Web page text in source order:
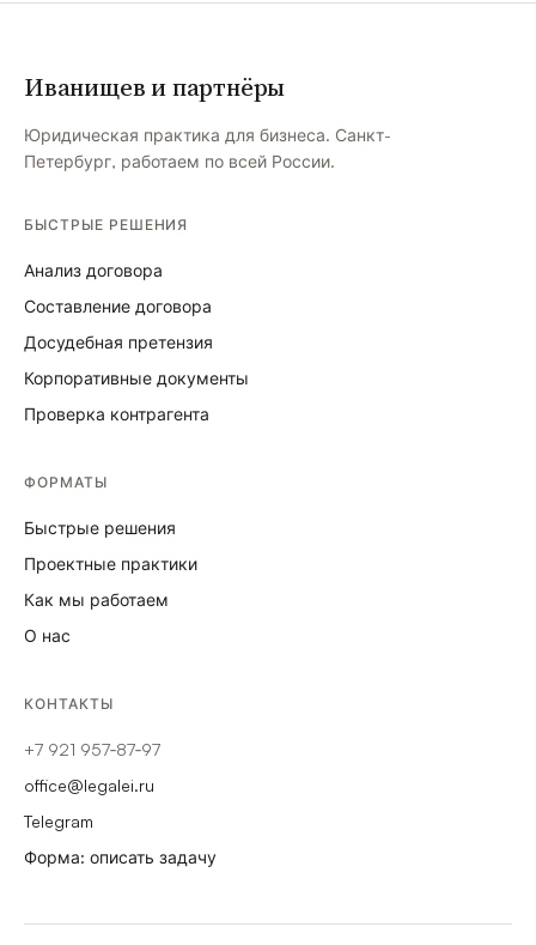
Иванищев и партнёры
Юридическая практика для бизнеса. Санкт-
Петербург, работаем по всей России.
БЫСТРЫЕ РЕШЕНИЯ
Анализ договора
Составление договора
Досудебная претензия
Корпоративные документы
Проверка контрагента
ФОРМАТЫ
Быстрые решения
Проектные практики
Как мы работаем
О нас
КОНТАКТЫ
+7 921 957‑87‑97
office@legalei.ru
Telegram
Форма: описать задачу